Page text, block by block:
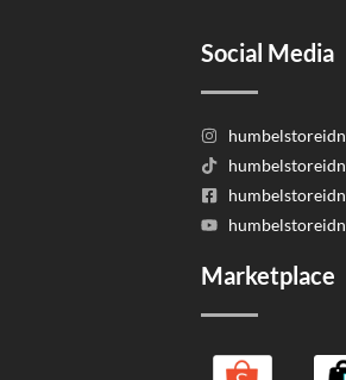
Social Media
humbelstoreidn
humbelstoreidn
humbelstoreidn
humbelstoreidn
Marketplace